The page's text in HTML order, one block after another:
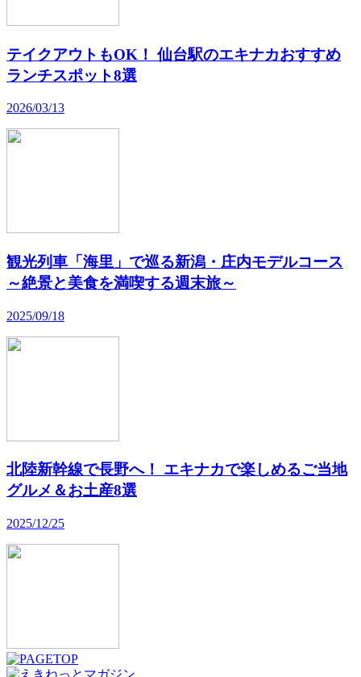
テイクアウトもOK！ 仙台駅のエキナカおすすめ
ランチスポット8選
2026/03/13
観光列車「海里」で巡る新潟・庄内モデルコース
～絶景と美食を満喫する週末旅～
2025/09/18
北陸新幹線で長野へ！ エキナカで楽しめるご当地
グルメ＆お土産8選
2025/12/25